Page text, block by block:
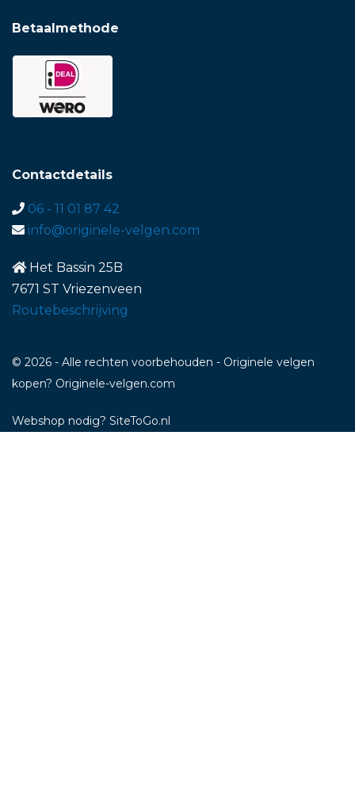
Betaalmethode
Contactdetails
06 - 11 01 87 42
info@originele-velgen.com
Het Bassin 25B
7671 ST Vriezenveen
Routebeschrijving
© 2026 - Alle rechten voorbehouden - Originele velgen
kopen? Originele-velgen.com
Webshop nodig? SiteToGo.nl